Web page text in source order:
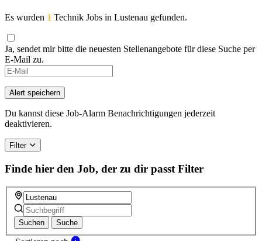
Es wurden 1 Technik Jobs in Lustenau gefunden.
Ja, sendet mir bitte die neuesten Stellenangebote für diese Suche per
E-Mail zu.
If
you
are
a
human,
ignore
field
Alert speichern
Du kannst diese Job-Alarm Benachrichtigungen jederzeit
deaktivieren.
Filter
Finde hier den Job, der zu dir passt Filter
Suchen Suche